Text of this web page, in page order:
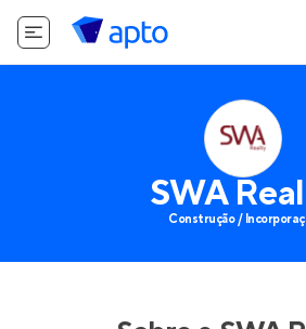
SWA
Construção /